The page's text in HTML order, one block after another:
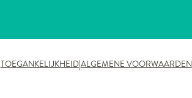
TOEGANKELIJKHEID|ALGEMENE VOORWAARDEN